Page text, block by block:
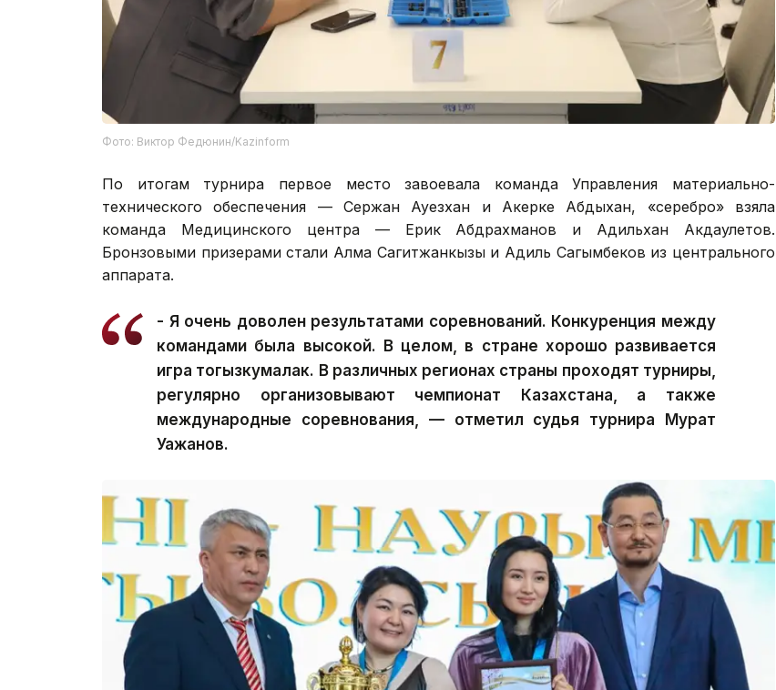
Фото: Виктор Федюнин/Kazinform
По итогам турнира первое место завоевала команда Управления материально-
технического обеспечения — Сержан Ауезхан и Акерке Абдыхан, «серебро» взяла
команда Медицинского центра — Ерик Абдрахманов и Адильхан Акдаулетов.
Бронзовыми призерами стали Алма Сагитжанкызы и Адиль Сагымбеков из центрального
аппарата.
- Я очень доволен результатами соревнований. Конкуренция между
командами была высокой. В целом, в стране хорошо развивается
игра тогызкумалак. В различных регионах страны проходят турниры,
регулярно организовывают чемпионат Казахстана, а также
международные соревнования, — отметил судья турнира Мурат
Уажанов.